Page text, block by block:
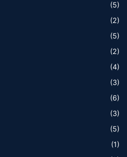
(5)
(2)
(5)
(2)
(4)
(3)
(6)
(3)
(5)
(1)